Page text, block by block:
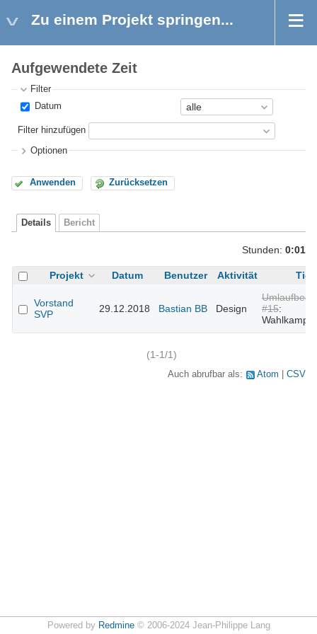
Zu einem Projekt springen...
Aufgewendete Zeit
Filter
Datum
Filter hinzufügen
Optionen
Anwenden Zurücksetzen
Details Bericht
Stunden: 0:01
Projekt Datum Benutzer Aktivität
Vorstand
SVP
29.12.2018 Bastian BB Design
#15:
(1-1/1)
Auch abrufbar als: Atom CSV
Powered by Redmine© 2006-2024 Jean-Philippe Lang